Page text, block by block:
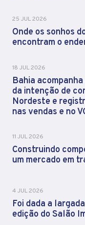
25 JUL 2026
Onde os sonhos
encontram o
18 JUL 2026
Bahia
da intenção de
Nordeste e
nas vendas e no
11 JUL 2026
Construindo
um mercado em
4 JUL 2026
Foi dada a
edição do Salão